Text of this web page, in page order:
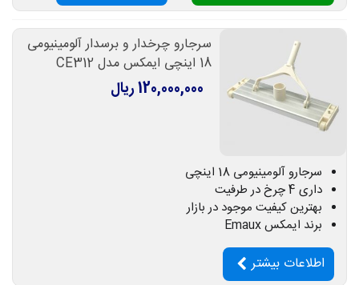
سرجارو چرخدار و برسدار آلومینیومی
18 اینچی ایمکس مدل CE312
120,000,000 ریال
سرجارو آلومینیومی 18 اینچی
داری 4 چرخ در طرفیت
بهترین کیفیت موجود در بازار
برند ایمکس Emaux
اطلاعات بیشتر